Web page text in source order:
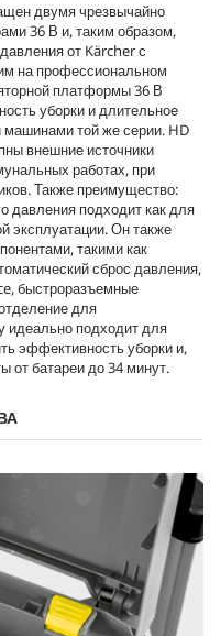
двумя чрезвычайно
36 В и, таким образом,
от Kärcher с
на профессиональном
платформы 36 В
уборки и длительное
той же серии. HD
внешние источники
работах, при
Также преимущество:
давления подходит как для
эксплуатации. Он также
такими как
сброс давления,
, быстроразъемные
для
идеально подходит для
эффективность уборки и,
от батареи до 34 минут.